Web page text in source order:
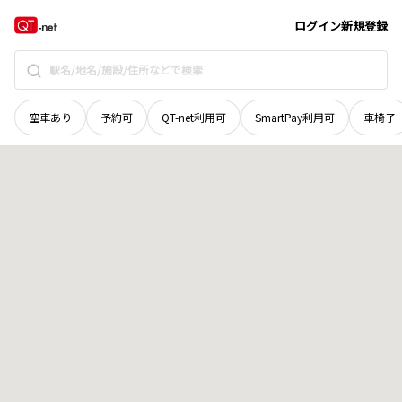
ログイン新規登録
空車あり 予約可 QT-net利用可 SmartPay利用可 車椅子
愛媛県